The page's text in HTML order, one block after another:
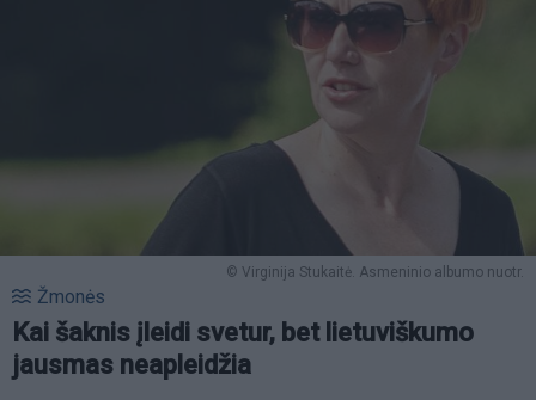
© Virginija Stukaitė. Asmeninio albumo nuotr.
Žmonės
Kai šaknis įleidi svetur, bet lietuviškumo
jausmas neapleidžia